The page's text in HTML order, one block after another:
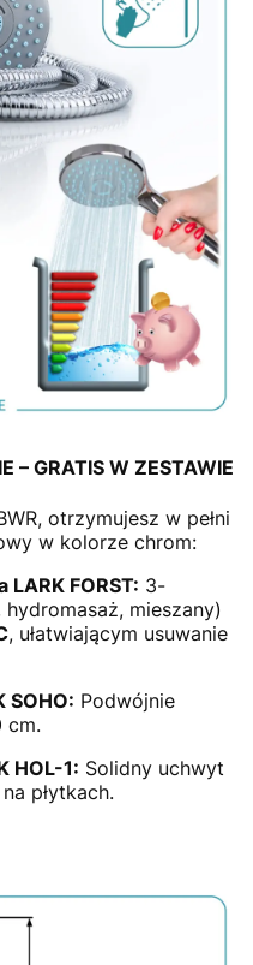
– GRATIS W ZESTAWIE
otrzymujesz w pełni
w kolorze chrom:
LARK FORST: 3-
mieszany)
, ułatwiającym usuwanie
SOHO: Podwójnie
cm.
HOL-1: Solidny uchwyt
płytkach.